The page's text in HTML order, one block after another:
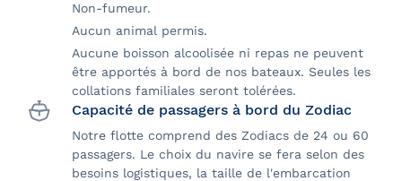
Non-fumeur.
Aucun animal permis.
Aucune boisson alcoolisée ni repas ne peuvent
être apportés à bord de nos bateaux. Seules les
collations familiales seront tolérées.
Capacité de passagers à bord du Zodiac
Notre flotte comprend des Zodiacs de 24 ou 60
passagers. Le choix du navire se fera selon des
besoins logistiques, la taille de l'embarcation